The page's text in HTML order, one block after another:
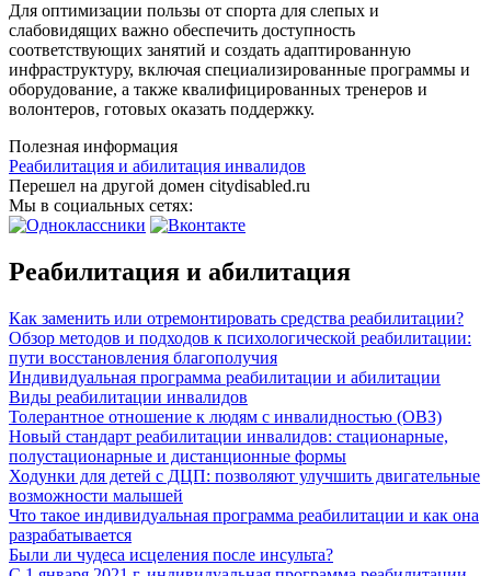
Для оптимизации пользы от спорта для слепых и
слабовидящих важно обеспечить доступность
соответствующих занятий и создать адаптированную
инфраструктуру, включая специализированные программы и
оборудование, а также квалифицированных тренеров и
волонтеров, готовых оказать поддержку.
Полезная информация
Реабилитация и абилитация инвалидов
Перешел на другой домен citydisabled.ru
Мы в социальных сетях:
Реабилитация и абилитация
Как заменить или отремонтировать средства реабилитации?
Обзор методов и подходов к психологической реабилитации:
пути восстановления благополучия
Индивидуальная программа реабилитации и абилитации
Виды реабилитации инвалидов
Толерантное отношение к людям с инвалидностью (ОВЗ)
Новый стандарт реабилитации инвалидов: стационарные,
полустационарные и дистанционные формы
Ходунки для детей с ДЦП: позволяют улучшить двигательные
возможности малышей
Что такое индивидуальная программа реабилитации и как она
разрабатывается
Были ли чудеса исцеления после инсульта?